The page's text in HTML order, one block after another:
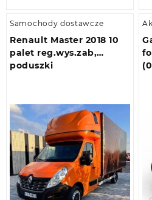
Samochody dostawcze
Renault Master 2018 10
palet reg.wys.zab,
poduszki